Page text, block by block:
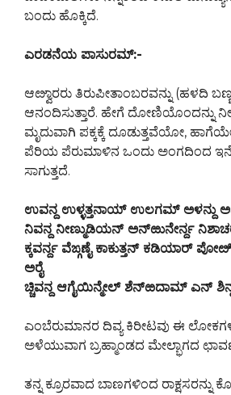
ಬಂದು ಹೊಕ್ಕಿದೆ.
ಎರಡನೆಯ ಪಾಸುರಮ್:-
ಆೞ್ವಾರರು ತಿರುಪೀತಾಂಬರವನ್ನು (ಹಳದಿ
ಆನಂದಿಸುತ್ತಾರೆ. ಹೇಗೆ ದೋಣಿಯೊಂದನ್ನು
ಮೃದುವಾಗಿ ಪಕ್ಕಕ್ಕೆ ದೂಡುತ್ತವೆಯೋ, ಹಾಗೆಯೇ
ಪೆರಿಯ ಪೆರುಮಾಳಿನ ಒಂದು ಅಂಗದಿಂದ
ಸಾಗುತ್ತದೆ.
ಉವನ್ದ ಉಳ್ಳತ್ತನಾಯ್ ಉಲಗಮ್ ಅಳನ್ದು
ನಿವನ್ದ ನೀಣ್ಮುಡಿಯನ್ ಅನ್‌ಱುನೇರ್ನ್ದ
ಕ್ಕವರ್ನ್ದ ವೆಙ್ಗಣೈ ಕಾಕುತ್ತನ್ ಕಡಿಯಾರ್
ಅರೈ
ಚ್ಚಿವನ್ದ ಆಗೈಯಿನ್ಮೇಲ್ ಶೆನ್‍ಱದಾಮ್ ಎನ್
ಎಂಬೆರುಮಾನರ ದಿವ್ಯ ಕಿರೀಟವು ಈ
ಅಳೆಯುವಾಗ ಬ್ರಹ್ಮಾಂಡದ ಮೇಲ್ಭಾಗದ
ತನ್ನ ಕ್ರೂರವಾದ ಬಾಣಗಳಿಂದ ರಾಕ್ಷಸರನ್ನು